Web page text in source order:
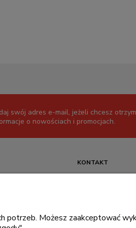
swój adres e-mail, jeżeli chcesz
o nowościach i promocjach.
KONTAKT
potrzeb. Możesz zaakceptować